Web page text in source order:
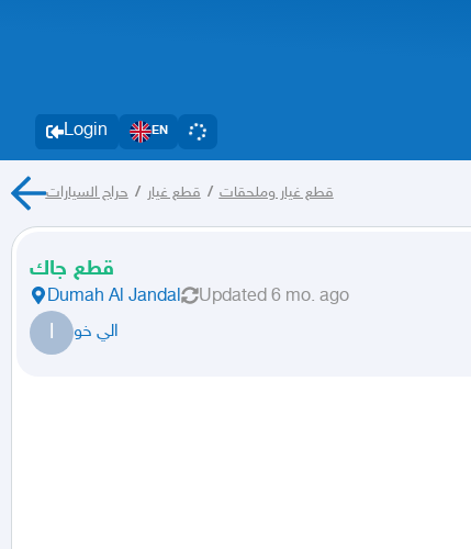
Login EN
قطع غيار وملحقات / قطع غيار / حراج السيارات
قطع جاك
Dumah Al Jandal Updated 6 mo. ago
ا الي خو